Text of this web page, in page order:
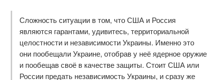
Сложность ситуации в том, что США и Россия
являются гарантами, удивитесь, территориальной
целостности и независимости Украины. Именно это
они пообещали Украине, отобрав у неё ядерное оружие
и пообещав своё в качестве защиты. Стоит США или
России предать независимость Украины, и сразу же